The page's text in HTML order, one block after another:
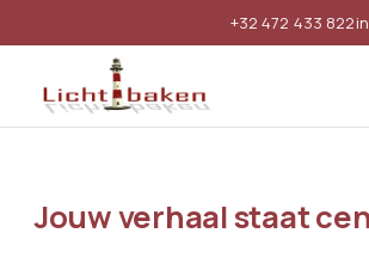
+32 472 433 822
Jouw verhaal staat